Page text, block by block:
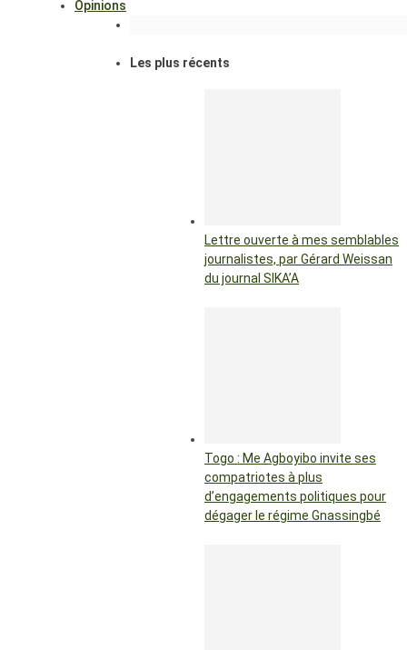
Opinions
Les plus récents
Lettre ouverte à mes semblables
journalistes, par Gérard Weissan
du journal SIKA’A
Togo : Me Agboyibo invite ses
compatriotes à plus
d’engagements politiques pour
dégager le régime Gnassingbé